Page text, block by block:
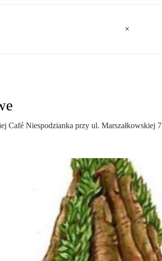
Café Niespodzianka przy ul. Marszałkowskiej 7